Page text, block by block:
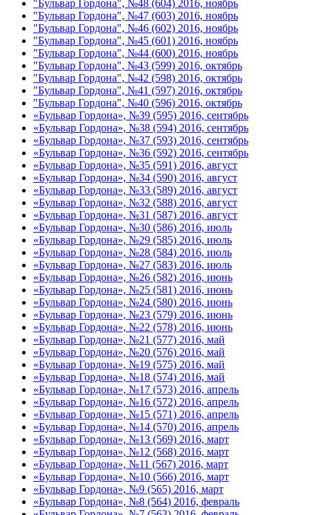
"Бульвар Гордона", №48 (604) 2016, ноябрь
"Бульвар Гордона", №47 (603) 2016, ноябрь
"Бульвар Гордона", №46 (602) 2016, ноябрь
"Бульвар Гордона", №45 (601) 2016, ноябрь
"Бульвар Гордона", №44 (600) 2016, ноябрь
"Бульвар Гордона", №43 (599) 2016, октябрь
"Бульвар Гордона", №42 (598) 2016, октябрь
"Бульвар Гордона", №41 (597) 2016, октябрь
"Бульвар Гордона", №40 (596) 2016, октябрь
«Бульвар Гордона», №39 (595) 2016, сентябрь
«Бульвар Гордона», №38 (594) 2016, сентябрь
«Бульвар Гордона», №37 (593) 2016, сентябрь
«Бульвар Гордона», №36 (592) 2016, сентябрь
«Бульвар Гордона», №35 (591) 2016, август
«Бульвар Гордона», №34 (590) 2016, август
«Бульвар Гордона», №33 (589) 2016, август
«Бульвар Гордона», №32 (588) 2016, август
«Бульвар Гордона», №31 (587) 2016, август
«Бульвар Гордона», №30 (586) 2016, июль
«Бульвар Гордона», №29 (585) 2016, июль
«Бульвар Гордона», №28 (584) 2016, июль
«Бульвар Гордона», №27 (583) 2016, июль
«Бульвар Гордона», №26 (582) 2016, июнь
«Бульвар Гордона», №25 (581) 2016, июнь
«Бульвар Гордона», №24 (580) 2016, июнь
«Бульвар Гордона», №23 (579) 2016, июнь
«Бульвар Гордона», №22 (578) 2016, июнь
«Бульвар Гордона», №21 (577) 2016, май
«Бульвар Гордона», №20 (576) 2016, май
«Бульвар Гордона», №19 (575) 2016, май
«Бульвар Гордона», №18 (574) 2016, май
«Бульвар Гордона», №17 (573) 2016, апрель
«Бульвар Гордона», №16 (572) 2016, апрель
«Бульвар Гордона», №15 (571) 2016, апрель
«Бульвар Гордона», №14 (570) 2016, апрель
«Бульвар Гордона», №13 (569) 2016, март
«Бульвар Гордона», №12 (568) 2016, март
«Бульвар Гордона», №11 (567) 2016, март
«Бульвар Гордона», №10 (566) 2016, март
«Бульвар Гордона», №9 (565) 2016, март
«Бульвар Гордона», №8 (564) 2016, февраль